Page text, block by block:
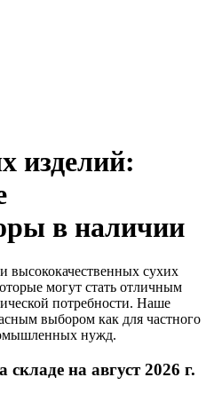
изделий:
в наличии
сухих
могут стать отличным
потребности. Наше
выбором как для частного
нужд.
на август 2026 г.